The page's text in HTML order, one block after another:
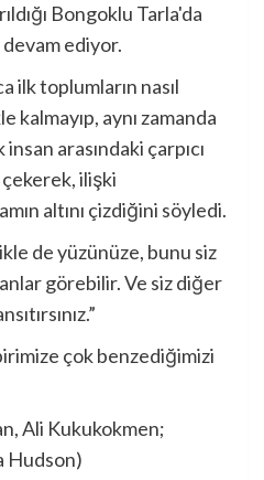
Bongoklu Tarla'da
devam ediyor.
ilk toplumların nasıl
aynı zamanda
arasındaki çarpıcı
ilişki
altını çizdiğini söyledi.
de yüzünüze, bunu siz
görebilir. Ve siz diğer
çok benzediğimizi
Ali Kukukokmen;
Hudson)